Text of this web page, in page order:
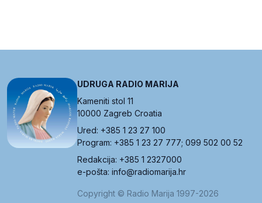
UDRUGA RADIO MARIJA
Kameniti stol 11
10000 Zagreb Croatia
Ured: +385 1 23 27 100
Program: +385 1 23 27 777; 099 502 00 52
Redakcija: +385 1 2327000
e-pošta: info@radiomarija.hr
Copyright © Radio Marija 1997-2026